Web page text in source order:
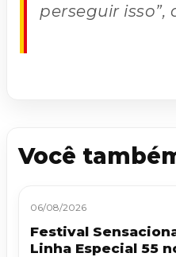
perseguir isso”,
Você
06/08/2026
Festival
Linha Especial 55